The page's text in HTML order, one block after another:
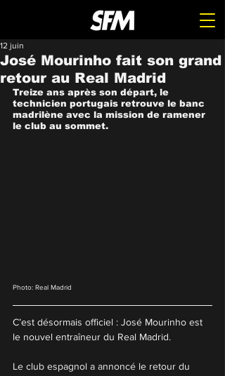
José Mourinho fait son grand
retour au Real Madrid
12 juin
Treize ans après son départ, le
technicien portugais retrouve le banc
madrilène avec la mission de ramener
le club au sommet.
Photo: Real Madrid
C’est désormais officiel : José Mourinho est
le nouvel entraîneur du Real Madrid.
Le club espagnol a annoncé le retour du